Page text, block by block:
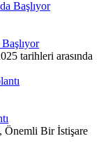
tarihleri arasında
Önemli Bir İstişare